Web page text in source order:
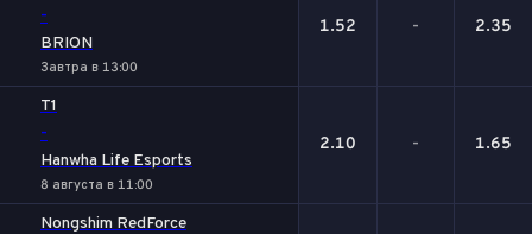
-
BRION
Завтра в 13:00
1.52 - 2.35
T1
-
Hanwha Life Esports
8 августа в 11:00
2.10 - 1.65
Nongshim RedForce